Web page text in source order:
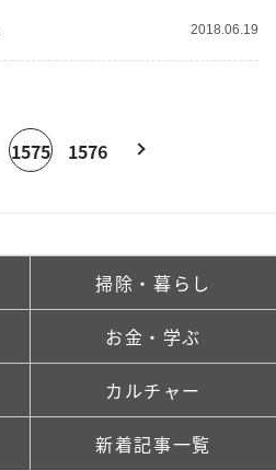
2018.06.19
1575 1576
掃除・暮らし
お金・学ぶ
カルチャー
新着記事一覧